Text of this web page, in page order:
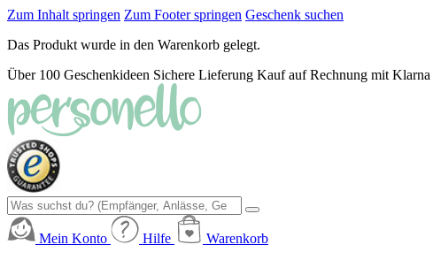
Zum Inhalt springen Zum Footer springen Geschenk suchen
Das Produkt wurde in den Warenkorb gelegt.
Über 100 Geschenkideen Sichere Lieferung Kauf auf Rechnung mit Klarna
Mein Konto Hilfe
Warenkorb